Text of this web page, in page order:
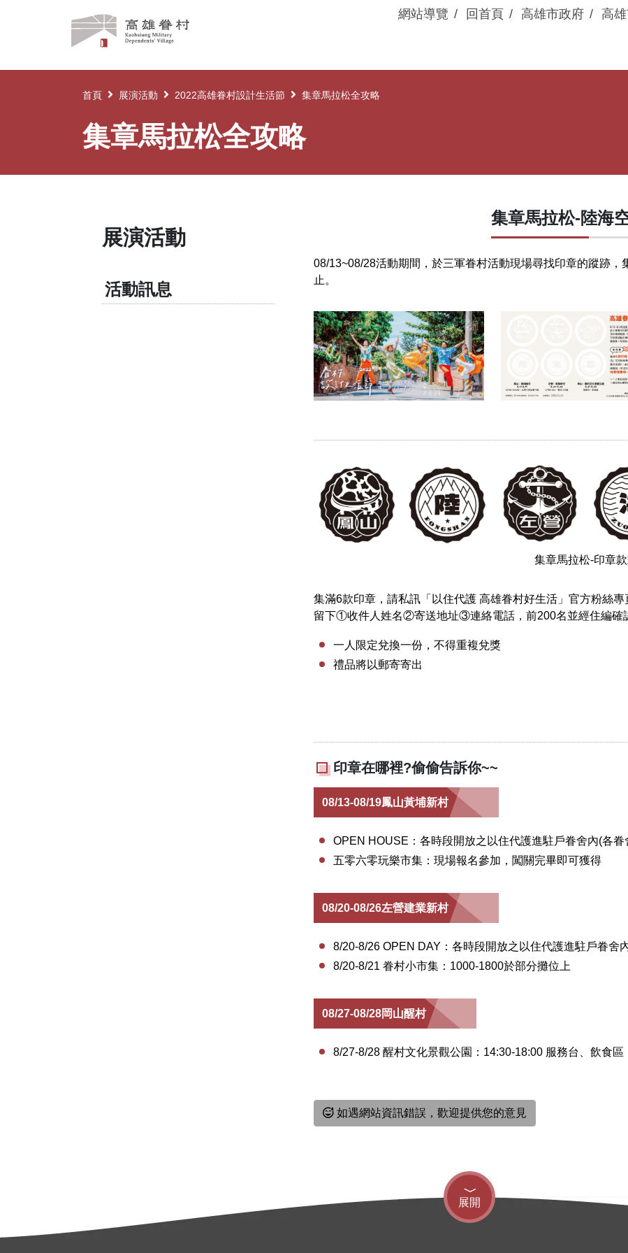
高
雄
眷
網站導覽 回首頁 高雄市政府 高
首頁 展演活動 2022高雄眷村設計生活節 集章馬拉松全攻略
集章馬拉松全攻略
展演活動
活動訊息
集章馬拉松-陸海
08/13~08/28活動期間，於三軍眷村活動現場尋找印章的蹤跡
止。
集章馬拉松-印章
集滿6款印章，請私訊「以住代護 高雄眷村好生活」官方粉絲
留下①收件人姓名②寄送地址③連絡電話，前200名並經住編確
一人限定兌換一份，不得重複兌獎
禮品將以郵寄寄出
印章在哪裡?偷偷告訴你~~
08/13-08/19鳳山黃埔新村
OPEN HOUSE：各時段開放之以住代護進駐戶眷舍內(各
五零六零玩樂市集：現場報名參加，闖關完畢即可獲得
08/20-08/26左營建業新村
8/20-8/26 OPEN DAY：各時段開放之以住代護進駐戶眷舍
8/20-8/21 眷村小市集：1000-1800於部分攤位上
08/27-08/28岡山醒村
8/27-8/28 醒村文化景觀公園：14:30-18:00 服務台、飲食區
如遇網站資訊錯誤，歡迎提供您的意見
展開